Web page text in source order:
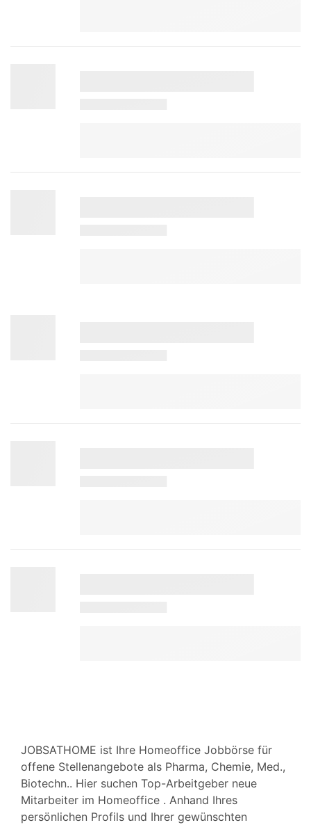
JOBSATHOME ist Ihre Homeoffice Jobbörse für
offene Stellenangebote als Pharma, Chemie, Med.,
Biotechn.. Hier suchen Top-Arbeitgeber neue
Mitarbeiter im Homeoffice . Anhand Ihres
persönlichen Profils und Ihrer gewünschten